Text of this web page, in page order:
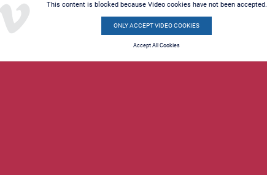
This content is blocked because Video cookies have not been accepted.
ONLY ACCEPT VIDEO COOKIES
Accept All Cookies